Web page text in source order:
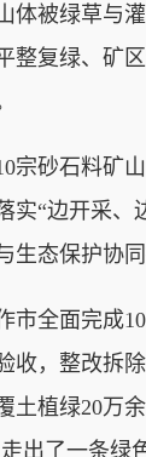
体被绿草与
整复绿、矿
砂石料矿山
实“边开采、
生态保护协同
全面完成10
收，整改拆
土植绿20万
出了一条绿